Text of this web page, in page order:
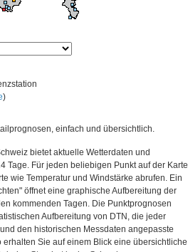
)
einfach und übersichtlich.
bietet aktuelle Wetterdaten und
Tage. Für jeden beliebigen Punkt auf der Karte
wie Temperatur und Windstärke abrufen. Ein
öffnet eine graphische Aufbereitung der
kommenden Tagen. Die Punktprognosen
Aufbereitung von DTN, die jeder
den historischen Messdaten angepasste
erhalten Sie auf einem Blick eine übersichtliche